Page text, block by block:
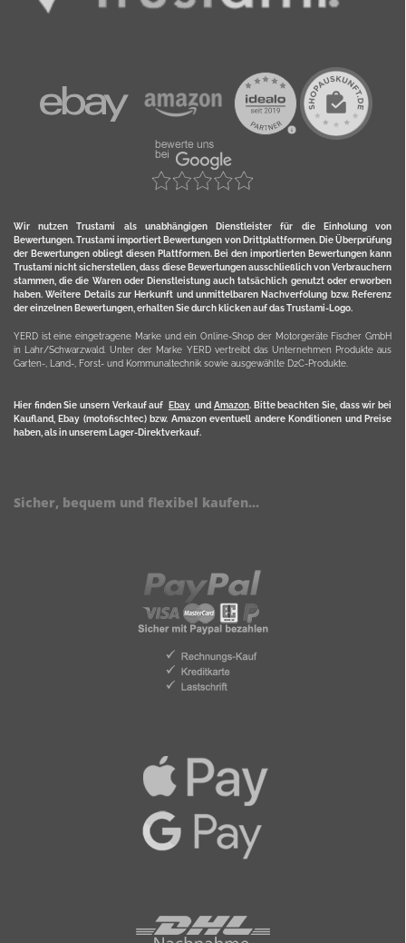
Wir nutzen Trustami als unabhängigen Dienstleister für die Einholung von
Bewertungen. Trustami importiert Bewertungen von Drittplattformen. Die Überprüfung
der Bewertungen obliegt diesen Plattformen. Bei den importierten Bewertungen kann
Trustami nicht sicherstellen, dass diese Bewertungen ausschließlich von Verbrauchern
stammen, die die Waren oder Dienstleistung auch tatsächlich genutzt oder erworben
haben. Weitere Details zur Herkunft und unmittelbaren Nachverfolung bzw. Referenz
der einzelnen Bewertungen, erhalten Sie durch klicken auf das Trustami-Logo.
YERD ist eine eingetragene Marke und ein Online-Shop der Motorgeräte Fischer GmbH
in Lahr/Schwarzwald. Unter der Marke YERD vertreibt das Unternehmen Produkte aus
Garten-, Land-, Forst- und Kommunaltechnik sowie ausgewählte D2C-Produkte.
Hier finden Sie unsern Verkauf auf Ebayund Amazon. Bitte beachten Sie, dass wir bei
Kaufland, Ebay (motofischtec) bzw. Amazon eventuell andere Konditionen und Preise
haben, als in unserem Lager-Direktverkauf.
Sicher, bequem und flexibel kaufen...